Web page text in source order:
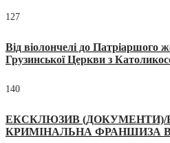
127
Від віолончелі до Патріаршого
Грузинської Церкви з
140
ЕКСКЛЮЗИВ (ДОКУМЕНТИ)/
КРИМІНАЛЬНА ФРАНШИЗА